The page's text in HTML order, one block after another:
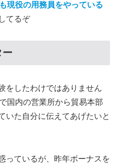
現役の用務員をやっている
てるぞ
ー
をしたわけではありません
国内の営業所から貿易本部
いた自分に伝えてあげたいと
っているが、昨年ボーナスを